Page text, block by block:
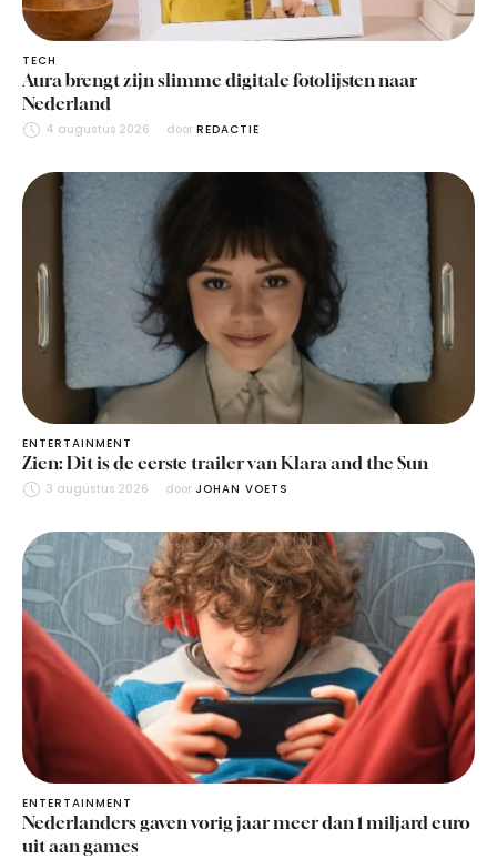
TECH
Aura brengt zijn slimme digitale fotolijsten naar
Nederland
4 augustus 2026 door REDACTIE
ENTERTAINMENT
Zien: Dit is de eerste trailer van Klara and the Sun
3 augustus 2026 door JOHAN VOETS
ENTERTAINMENT
Nederlanders gaven vorig jaar meer dan 1 miljard euro
uit aan games